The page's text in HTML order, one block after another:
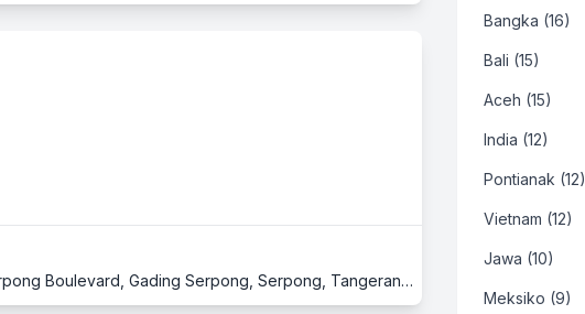
Summarecon Mall Serpong, Lantai Ground, Downtown Walk, Jl. Gading Serpong Boulevard, Gading Serpong, Serpong, Tangerang, Banten
Bangka (16)
Bali (15)
Aceh (15)
India (12)
Pontianak (12)
Vietnam (12)
Jawa (10)
Meksiko (9)